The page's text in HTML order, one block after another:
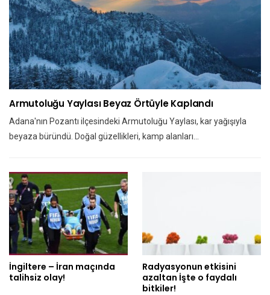
Armutoluğu Yaylası Beyaz Örtüyle Kaplandı
Adana'nın Pozantı ilçesindeki Armutoluğu Yaylası, kar yağışıyla
beyaza büründü. Doğal güzellikleri, kamp alanları…
İngiltere – İran maçında
talihsiz olay!
Radyasyonun etkisini
azaltan İşte o faydalı
bitkiler!